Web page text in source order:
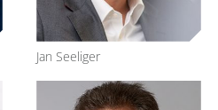
Jan Seeliger